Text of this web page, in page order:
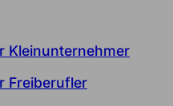
Kleinunternehmer
Freiberufler